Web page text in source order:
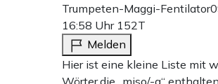
Trumpeten-Maggi-Fentilator
16:58 Uhr 152T
Melden
Hier ist eine kleine Liste mit
Wörter,die „miso/-a“